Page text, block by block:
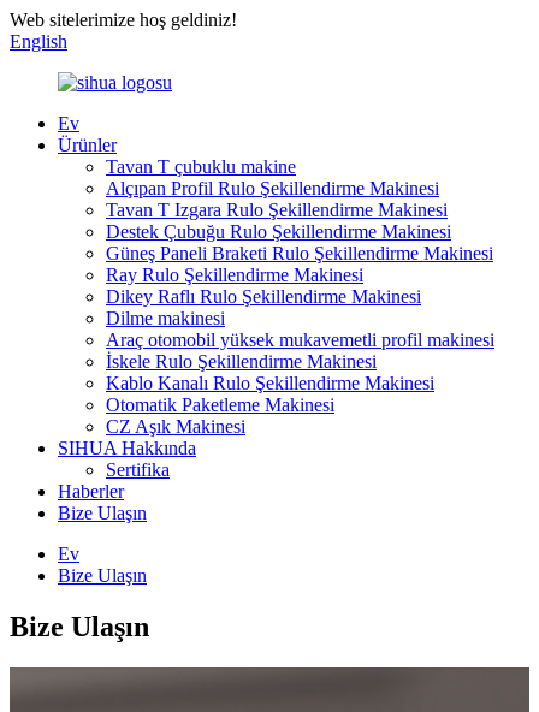
Web sitelerimize hoş geldiniz!
English
Ev
Ürünler
Tavan T çubuklu makine
Alçıpan Profil Rulo Şekillendirme Makinesi
Tavan T Izgara Rulo Şekillendirme Makinesi
Destek Çubuğu Rulo Şekillendirme Makinesi
Güneş Paneli Braketi Rulo Şekillendirme Makinesi
Ray Rulo Şekillendirme Makinesi
Dikey Raflı Rulo Şekillendirme Makinesi
Dilme makinesi
Araç otomobil yüksek mukavemetli profil makinesi
İskele Rulo Şekillendirme Makinesi
Kablo Kanalı Rulo Şekillendirme Makinesi
Otomatik Paketleme Makinesi
CZ Aşık Makinesi
SIHUA Hakkında
Sertifika
Haberler
Bize Ulaşın
Ev
Bize Ulaşın
Bize Ulaşın